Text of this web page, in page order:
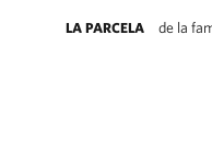
LA PARCELA de la